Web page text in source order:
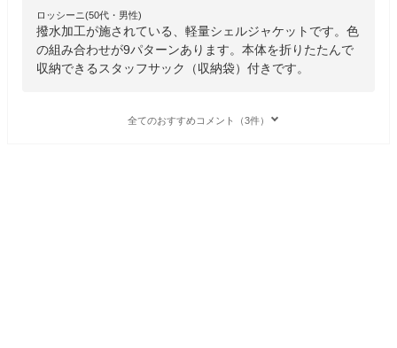
ロッシーニ(50代・男性)
撥水加工が施されている、軽量シェルジャケットです。色
の組み合わせが9パターンあります。本体を折りたたんで
収納できるスタッフサック（収納袋）付きです。
全てのおすすめコメント（3件）